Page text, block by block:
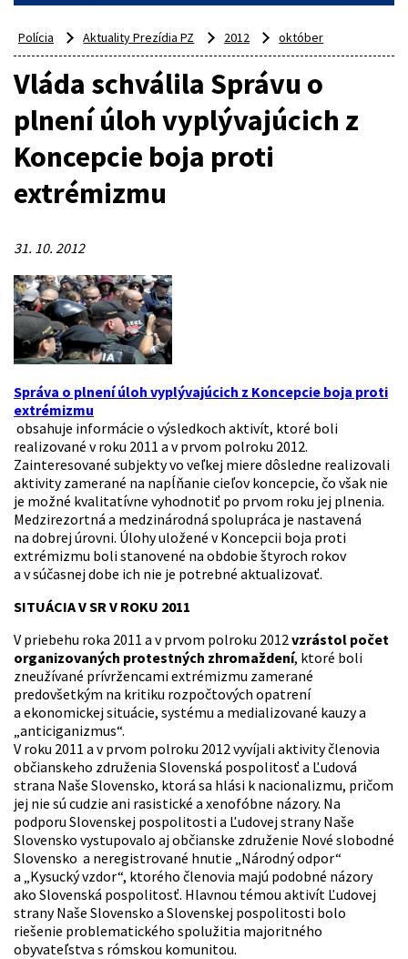
Polícia Aktuality Prezídia PZ 2012 október
Vláda schválila Správu o
plnení úloh vyplývajúcich z
Koncepcie boja proti
extrémizmu
31. 10. 2012
Správa o plnení úloh vyplývajúcich z Koncepcie boja proti
extrémizmu
obsahuje informácie o výsledkoch aktivít, ktoré boli
realizované v roku 2011 a v prvom polroku 2012.
Zainteresované subjekty vo veľkej miere dôsledne realizovali
aktivity zamerané na napĺňanie cieľov koncepcie, čo však nie
je možné kvalitatívne vyhodnotiť po prvom roku jej plnenia.
Medzirezortná a medzinárodná spolupráca je nastavená
na dobrej úrovni. Úlohy uložené v Koncepcii boja proti
extrémizmu boli stanovené na obdobie štyroch rokov
a v súčasnej dobe ich nie je potrebné aktualizovať.
SITUÁCIA V SR V ROKU 2011
V priebehu roka 2011 a v prvom polroku 2012vzrástol počet
organizovaných protestných zhromaždení, ktoré boli
zneužívané prívržencami extrémizmu zamerané
predovšetkým na kritiku rozpočtových opatrení
a ekonomickej situácie, systému a medializované kauzy a
„anticiganizmus“.
V roku 2011 a v prvom polroku 2012 vyvíjali aktivity členovia
občianskeho združenia Slovenská pospolitosť a Ľudová
strana Naše Slovensko, ktorá sa hlási k nacionalizmu, pričom
jej nie sú cudzie ani rasistické a xenofóbne názory. Na
podporu Slovenskej pospolitosti a Ľudovej strany Naše
Slovensko vystupovalo aj občianske združenie Nové slobodné
Slovensko a neregistrované hnutie „Národný odpor“
a „Kysucký vzdor“, ktorého členovia majú podobné názory
ako Slovenská pospolitosť. Hlavnou témou aktivít Ľudovej
strany Naše Slovensko a Slovenskej pospolitosti bolo
riešenie problematického spolužitia majoritného
obyvateľstva s rómskou komunitou.